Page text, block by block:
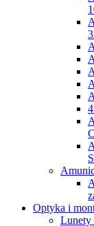
Optyka i
Lunety